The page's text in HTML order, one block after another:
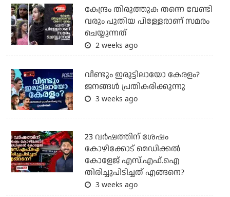
കേന്ദ്രം തിരുത്തുക തന്നെ വേണ്ടി
വരും പുതിയ പിള്ളേരാണ് സമരം
ചെയ്യുന്നത്
2 weeks ago
വീണ്ടും ഇരുട്ടിലായോ കേരളം?
ജനങ്ങൾ പ്രതികരിക്കുന്നു
3 weeks ago
23 വർഷത്തിന് ശേഷം
കോഴിക്കോട് മെഡിക്കൽ
കോളേജ് എസ്.എഫ്.ഐ
തിരിച്ചുപിടിച്ചത് എങ്ങനെ?
3 weeks ago